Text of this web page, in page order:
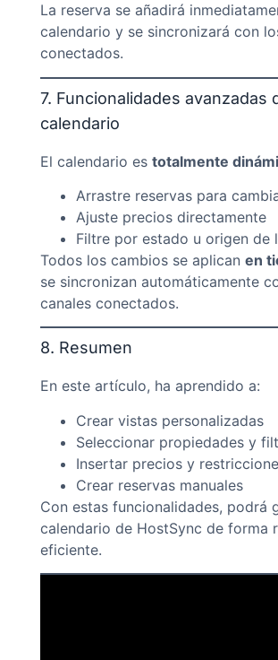
La reserva se añadirá
calendario y se sincronizará con
conectados.
7. Funcionalidades avanzadas
calendario
El calendario es totalmente
Arrastre reservas para
Ajuste precios directamente
Filtre por estado u origen de
Todos los cambios se aplican en
se sincronizan automáticamente
canales conectados.
8. Resumen
En este artículo, ha aprendido a:
Crear vistas personalizadas
Seleccionar propiedades y
Insertar precios y
Crear reservas manuales
Con estas funcionalidades, podrá
calendario de HostSync de forma
eficiente.